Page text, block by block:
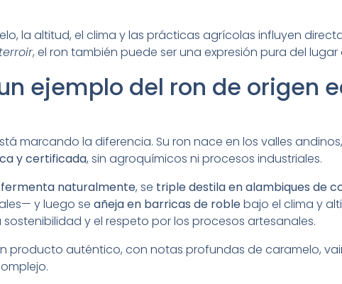
la altitud, el clima y las prácticas agrícolas influyen
terroir, el ron también puede ser una expresión pura del
ejemplo del ron de origen
marcando la diferencia. Su ron nace en los valles
y certificada, sin agroquímicos ni procesos industriales.
fermenta naturalmente, se triple destila en alambiques de
y luego se añeja en barricas de roblebajo el clima y
y el respeto por los procesos artesanales.
producto auténtico, con notas profundas de caramelo,